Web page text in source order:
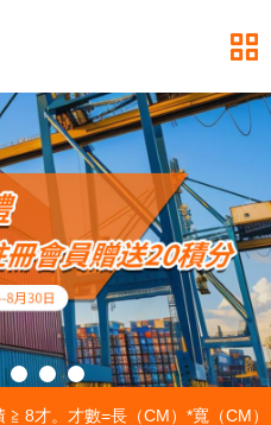
8才。才數=長（CM）*寬（CM